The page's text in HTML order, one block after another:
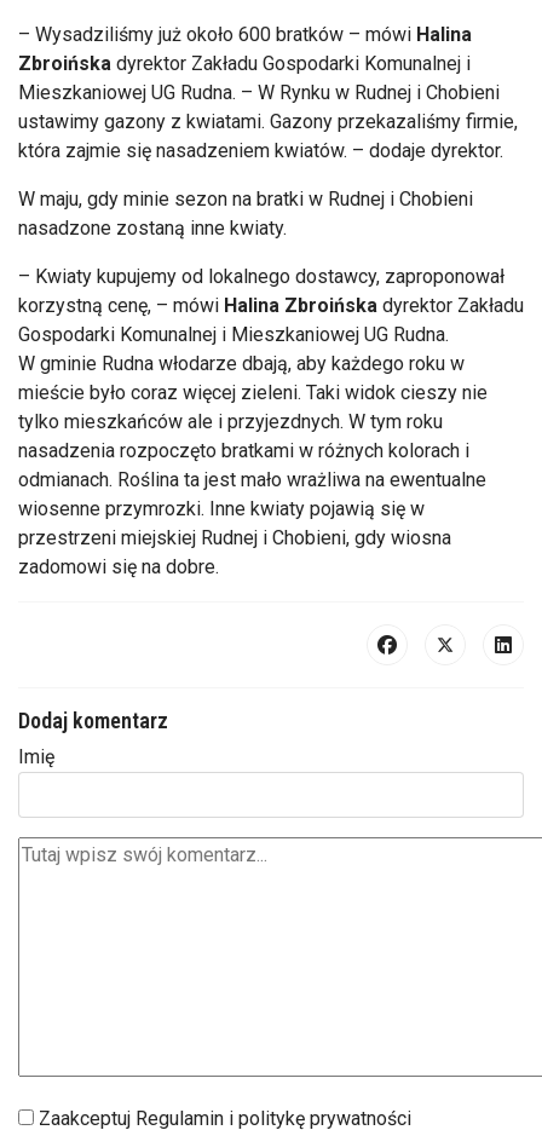
– Wysadziliśmy już około 600 bratków – mówi Halina
Zbroińska dyrektor Zakładu Gospodarki Komunalnej i
Mieszkaniowej UG Rudna. – W Rynku w Rudnej i Chobieni
ustawimy gazony z kwiatami. Gazony przekazaliśmy firmie,
która zajmie się nasadzeniem kwiatów. – dodaje dyrektor.
W maju, gdy minie sezon na bratki w Rudnej i Chobieni
nasadzone zostaną inne kwiaty.
– Kwiaty kupujemy od lokalnego dostawcy, zaproponował
korzystną cenę, – mówi Halina Zbroińska dyrektor Zakładu
Gospodarki Komunalnej i Mieszkaniowej UG Rudna.
W gminie Rudna włodarze dbają, aby każdego roku w
mieście było coraz więcej zieleni. Taki widok cieszy nie
tylko mieszkańców ale i przyjezdnych. W tym roku
nasadzenia rozpoczęto bratkami w różnych kolorach i
odmianach. Roślina ta jest mało wrażliwa na ewentualne
wiosenne przymrozki. Inne kwiaty pojawią się w
przestrzeni miejskiej Rudnej i Chobieni, gdy wiosna
zadomowi się na dobre.
Dodaj komentarz
Imię
Zaakceptuj Regulamin i politykę prywatności